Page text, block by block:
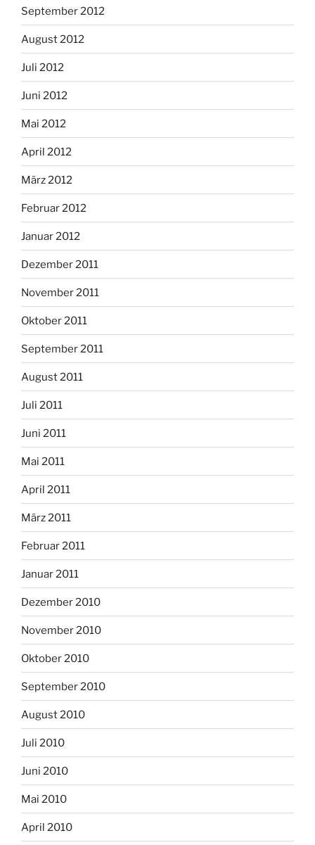
September 2012
August 2012
Juli 2012
Juni 2012
Mai 2012
April 2012
März 2012
Februar 2012
Januar 2012
Dezember 2011
November 2011
Oktober 2011
September 2011
August 2011
Juli 2011
Juni 2011
Mai 2011
April 2011
März 2011
Februar 2011
Januar 2011
Dezember 2010
November 2010
Oktober 2010
September 2010
August 2010
Juli 2010
Juni 2010
Mai 2010
April 2010